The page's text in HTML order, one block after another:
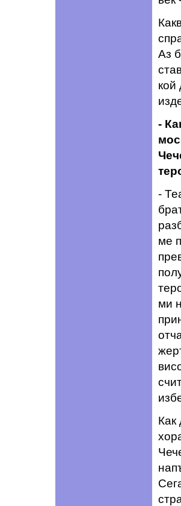
Аз
кой
-
-
ме
ми
Как